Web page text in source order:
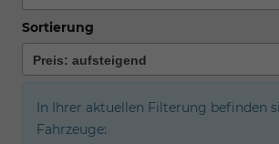
Sortierung
In Ihrer aktuellen Filterung befinden
Fahrzeuge: